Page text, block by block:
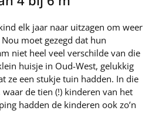
elk jaar naar uitzagen om weer
moet gezegd dat hun
niet heel veel verschilde van die
huisje in Oud-West, gelukkig
ze een stukje tuin hadden. In die
de tien (!) kinderen van het
hadden de kinderen ook zo’n